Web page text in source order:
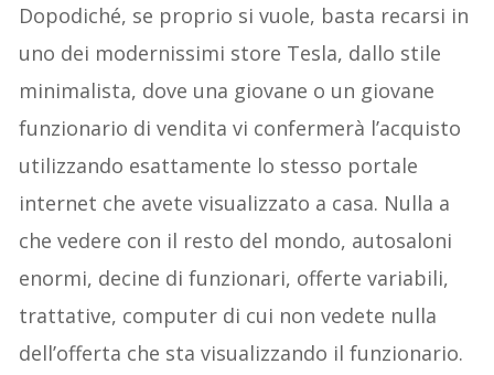
Dopodiché, se proprio si vuole, basta recarsi in
uno dei modernissimi store Tesla, dallo stile
minimalista, dove una giovane o un giovane
funzionario di vendita vi confermerà l’acquisto
utilizzando esattamente lo stesso portale
internet che avete visualizzato a casa. Nulla a
che vedere con il resto del mondo, autosaloni
enormi, decine di funzionari, offerte variabili,
trattative, computer di cui non vedete nulla
dell’offerta che sta visualizzando il funzionario.